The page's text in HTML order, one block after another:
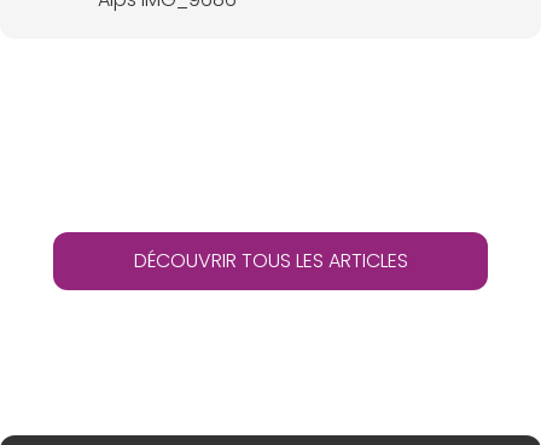
DÉCOUVRIR TOUS LES ARTICLES